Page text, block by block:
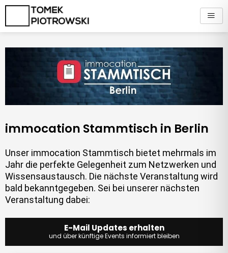
Zum
springen
immocation Stammtisch in Berlin
Unser immocation Stammtisch bietet mehrmals im
Jahr die perfekte Gelegenheit zum Netzwerken und
Wissensaustausch. Die nächste Veranstaltung wird
bald bekanntgegeben. Sei bei unserer nächsten
Veranstaltung dabei:
E-Mail Updates erhalten